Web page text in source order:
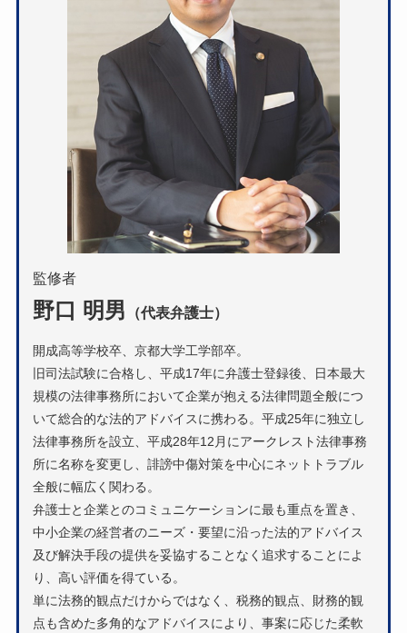
監修者
野口 明男 （代表弁護士）
開成高等学校卒、京都大学工学部卒。
旧司法試験に合格し、平成17年に弁護士登録後、日本最大
規模の法律事務所において企業が抱える法律問題全般につ
いて総合的な法的アドバイスに携わる。平成25年に独立し
法律事務所を設立、平成28年12月にアークレスト法律事務
所に名称を変更し、誹謗中傷対策を中心にネットトラブル
全般に幅広く関わる。
弁護士と企業とのコミュニケーションに最も重点を置き、
中小企業の経営者のニーズ・要望に沿った法的アドバイス
及び解決手段の提供を妥協することなく追求することによ
り、高い評価を得ている。
単に法務的観点だけからではなく、税務的観点、財務的観
点も含めた多角的なアドバイスにより、事案に応じた柔軟